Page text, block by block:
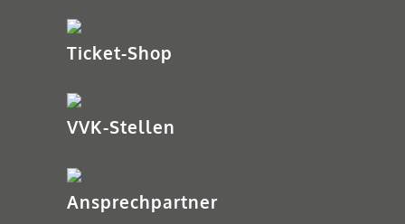
Ticket-Shop
VVK-Stellen
Ansprechpartner